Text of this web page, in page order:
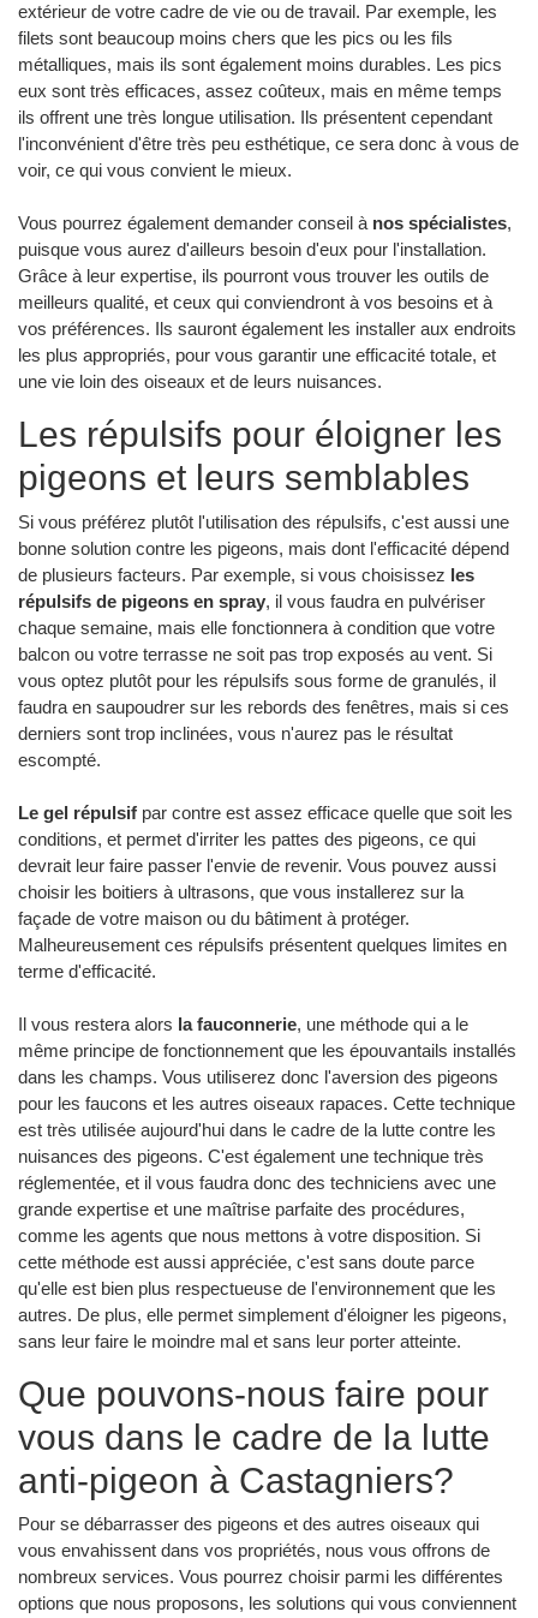
extérieur de votre cadre de vie ou de travail. Par exemple, les
filets sont beaucoup moins chers que les pics ou les fils
métalliques, mais ils sont également moins durables. Les pics
eux sont très efficaces, assez coûteux, mais en même temps
ils offrent une très longue utilisation. Ils présentent cependant
l'inconvénient d'être très peu esthétique, ce sera donc à vous de
voir, ce qui vous convient le mieux.
Vous pourrez également demander conseil à nos spécialistes,
puisque vous aurez d'ailleurs besoin d'eux pour l'installation.
Grâce à leur expertise, ils pourront vous trouver les outils de
meilleurs qualité, et ceux qui conviendront à vos besoins et à
vos préférences. Ils sauront également les installer aux endroits
les plus appropriés, pour vous garantir une efficacité totale, et
une vie loin des oiseaux et de leurs nuisances.
Les répulsifs pour éloigner les
pigeons et leurs semblables
Si vous préférez plutôt l'utilisation des répulsifs, c'est aussi une
bonne solution contre les pigeons, mais dont l'efficacité dépend
de plusieurs facteurs. Par exemple, si vous choisissez les
répulsifs de pigeons en spray, il vous faudra en pulvériser
chaque semaine, mais elle fonctionnera à condition que votre
balcon ou votre terrasse ne soit pas trop exposés au vent. Si
vous optez plutôt pour les répulsifs sous forme de granulés, il
faudra en saupoudrer sur les rebords des fenêtres, mais si ces
derniers sont trop inclinées, vous n'aurez pas le résultat
escompté.
Le gel répulsif par contre est assez efficace quelle que soit les
conditions, et permet d'irriter les pattes des pigeons, ce qui
devrait leur faire passer l'envie de revenir. Vous pouvez aussi
choisir les boitiers à ultrasons, que vous installerez sur la
façade de votre maison ou du bâtiment à protéger.
Malheureusement ces répulsifs présentent quelques limites en
terme d'efficacité.
Il vous restera alors la fauconnerie, une méthode qui a le
même principe de fonctionnement que les épouvantails installés
dans les champs. Vous utiliserez donc l'aversion des pigeons
pour les faucons et les autres oiseaux rapaces. Cette technique
est très utilisée aujourd'hui dans le cadre de la lutte contre les
nuisances des pigeons. C'est également une technique très
réglementée, et il vous faudra donc des techniciens avec une
grande expertise et une maîtrise parfaite des procédures,
comme les agents que nous mettons à votre disposition. Si
cette méthode est aussi appréciée, c'est sans doute parce
qu'elle est bien plus respectueuse de l'environnement que les
autres. De plus, elle permet simplement d'éloigner les pigeons,
sans leur faire le moindre mal et sans leur porter atteinte.
Que pouvons-nous faire pour
vous dans le cadre de la lutte
anti-pigeon à Castagniers?
Pour se débarrasser des pigeons et des autres oiseaux qui
vous envahissent dans vos propriétés, nous vous offrons de
nombreux services. Vous pourrez choisir parmi les différentes
options que nous proposons, les solutions qui vous conviennent